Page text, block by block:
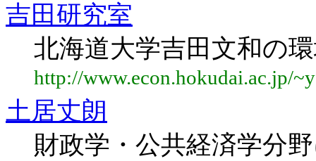
吉田研究室
北海道大学吉田文和の
http://www.econ.hokudai.ac.jp/
土居丈朗
財政学・公共経済学分